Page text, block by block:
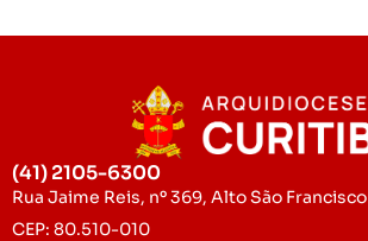
(41) 2105-6300
Rua Jaime Reis, nº 369, Alto São Francisco
CEP: 80.510-010